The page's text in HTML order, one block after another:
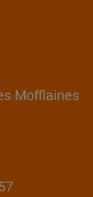
Mofflaines